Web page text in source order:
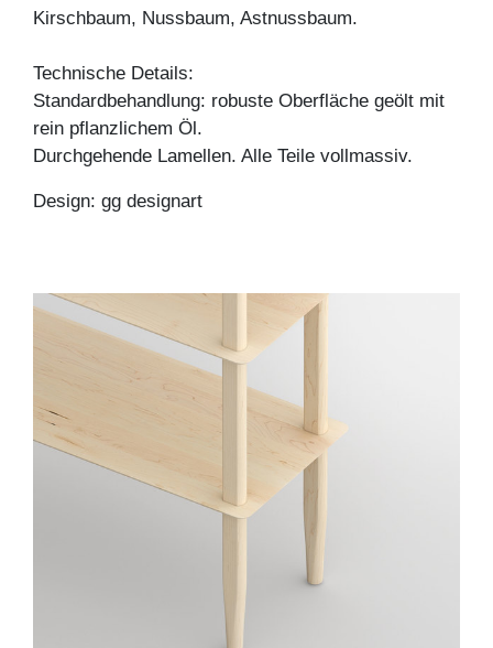
Kirschbaum, Nussbaum, Astnussbaum.
Technische Details:
Standardbehandlung: robuste Oberfläche geölt mit
rein pflanzlichem Öl.
Durchgehende Lamellen. Alle Teile vollmassiv.
Design: gg designart